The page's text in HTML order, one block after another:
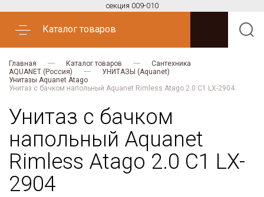
секция 009-010
Каталог товаров
Главная Каталог товаров
Сантехника
AQUANET (Россия)
УНИТАЗЫ (Aquanet)
Унитазы Aquanet Atago
Унитаз с бачком напольный Aquanet Rimless Atago 2.0 C1 LX-2904
Унитаз с бачком
напольный Aquanet
Rimless Atago 2.0 C1 LX-
2904